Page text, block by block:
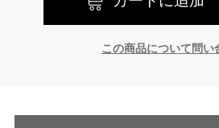
この商品について問い